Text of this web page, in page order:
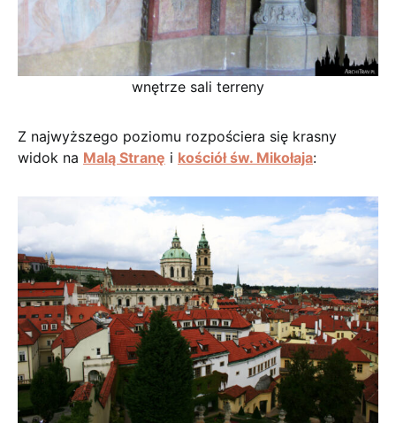
wnętrze sali terreny
Z najwyższego poziomu rozpościera się krasny
widok na Malą Stranę i kościół św. Mikołaja: